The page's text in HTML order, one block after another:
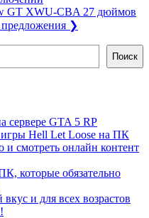
GT XWU-CBA 27 дюймов
❯
Поиск
сервере GTA 5 RP
Hell Let Loose на ПК
и смотреть онлайн контент
которые обязательно
и для всех возрастов